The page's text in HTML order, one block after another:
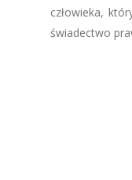
człowieka,
świadectwo